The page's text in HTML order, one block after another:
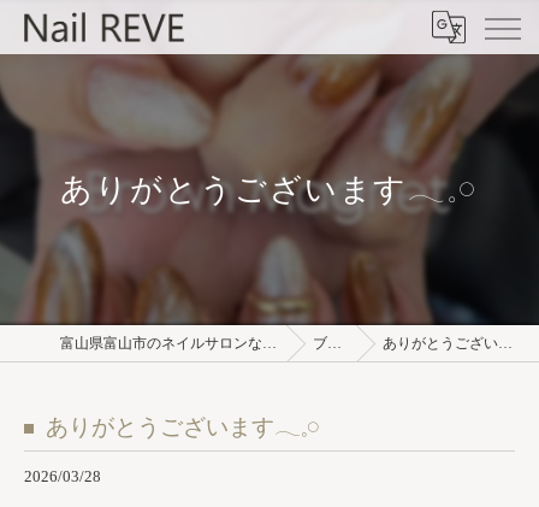
ありがとうございます𓂃𓈒𓏸︎︎︎︎
富山県富山市のネイルサロンならNail REVE ブログ ありがとうございます𓂃𓈒𓏸︎︎︎︎
ありがとうございます𓂃𓈒𓏸︎︎︎︎
2026/03/28